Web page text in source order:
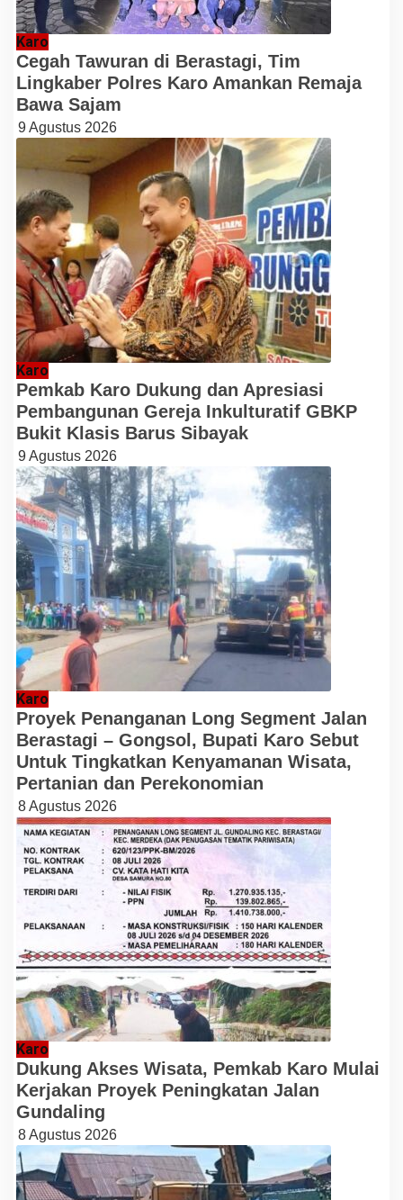
Karo
Cegah Tawuran di Berastagi, Tim
Lingkaber Polres Karo Amankan Remaja
Bawa Sajam
9 Agustus 2026
Karo
Pemkab Karo Dukung dan Apresiasi
Pembangunan Gereja Inkulturatif GBKP
Bukit Klasis Barus Sibayak
9 Agustus 2026
Karo
Proyek Penanganan Long Segment Jalan
Berastagi – Gongsol, Bupati Karo Sebut
Untuk Tingkatkan Kenyamanan Wisata,
Pertanian dan Perekonomian
8 Agustus 2026
Karo
Dukung Akses Wisata, Pemkab Karo Mulai
Kerjakan Proyek Peningkatan Jalan
Gundaling
8 Agustus 2026